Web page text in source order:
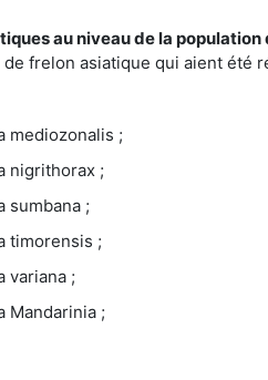
au niveau de la
frelon asiatique qui aient été
mediozonalis ;
nigrithorax ;
sumbana ;
timorensis ;
variana ;
Mandarinia ;